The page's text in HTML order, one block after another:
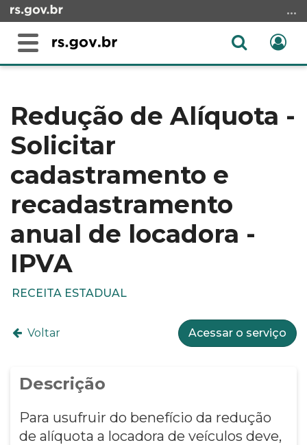
para
conteúdo
menu
para
busca
Alterna
Abrir
conteúdo
Redução de Alíquota -
Solicitar
cadastramento e
recadastramento
anual de locadora -
IPVA
RECEITA ESTADUAL
Voltar Acessar o serviço
Descrição
Para usufruir do benefício da redução
de alíquota a locadora de veículos deve,